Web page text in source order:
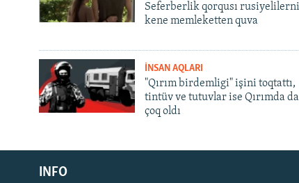
Русский
Українською
Seferberlik qorqusı rusiyelilerni
kene memleketten quva
İNSAN AQLARI
"Qırım birdemligi" işini toqtattı,
tintüv ve tutuvlar ise Qırımda
çoq oldı
INFO